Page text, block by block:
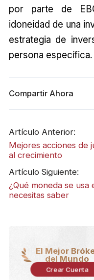
por parte de
idoneidad de una
estrategia de
persona específica.
Compartir Ahora
Artículo Anterior:
Mejores acciones de
al crecimiento
Artículo Siguiente:
¿Qué moneda se usa
necesitas saber
El Mejor
del Mundo
Crear Cuenta